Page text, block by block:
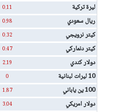
ليرة تركية 0.11
ريال سعودي 0.98
كيتر نرويجي 0.32
كيتر دنماركي 0.47
دولار كندي 2.19
10 ليرات لبنانية 0
100 ين ياباني 1.87
دولار امريكي 3.04